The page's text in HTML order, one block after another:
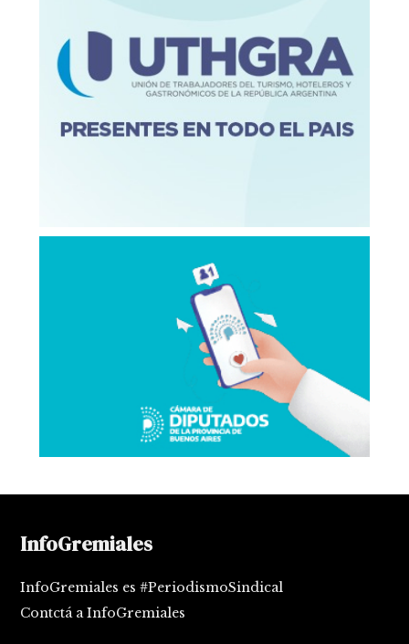
InfoGremiales
InfoGremiales es #PeriodismoSindical
Contctá a InfoGremiales